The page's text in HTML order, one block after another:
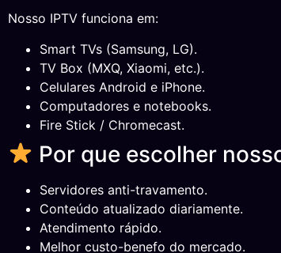
Nosso IPTV funciona em:
Smart TVs (Samsung, LG).
TV Box (MXQ, Xiaomi, etc.).
Celulares Android e iPhone.
Computadores e notebooks.
Fire Stick / Chromecast.
Por que escolher
Servidores anti-travamento.
Conteúdo atualizado diariamente.
Atendimento rápido.
Melhor custo-benefo do mercado.